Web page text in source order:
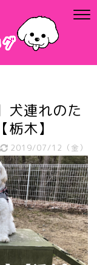
犬連れのた
木】
2019/07/12（金）